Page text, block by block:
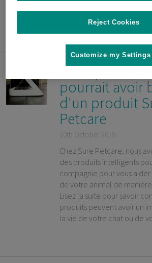
meilleure compréhension
?
Pourquoi
pourrait avoir
d'un produit
Petcare
10th October 2019
Chez Sure Petcare, nous
des produits intelligents
compagnie pour vous
de votre animal de
Lisez la suite pour savoir
produits peuvent avoir un
la vie de votre chat ou de
Reject Cookies
Customize my Settings